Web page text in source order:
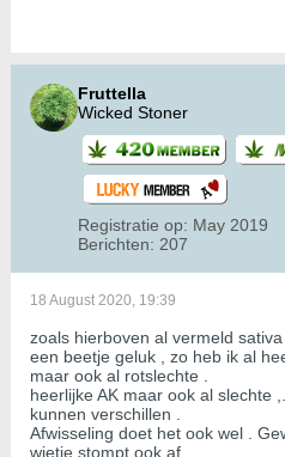
Fruttella
Wicked Stoner
Registratie op: May 2019
Berichten: 207
18 August 2020, 19:39
zoals hierboven al vermeld
een beetje geluk , zo heb ik al
maar ook al rotslechte .
heerlijke AK maar ook al slechte
kunnen verschillen .
Afwisseling doet het ook wel .
wietje stompt ook af